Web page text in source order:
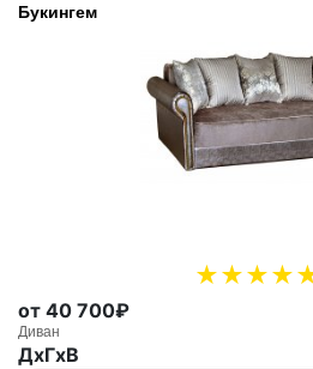
Букингем
от 40 700₽
Диван
ДxГxВ